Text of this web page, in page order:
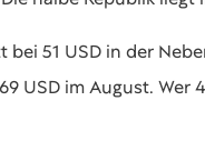
bei 51 USD in der
USD im August.